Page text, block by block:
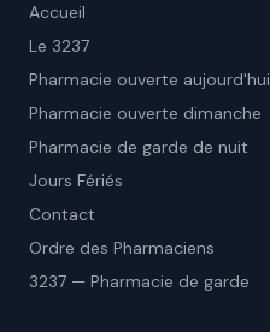
Accueil
Le 3237
Pharmacie ouverte aujourd'hui
Pharmacie ouverte dimanche
Pharmacie de garde de nuit
Jours Fériés
Contact
Ordre des Pharmaciens
3237 — Pharmacie de garde